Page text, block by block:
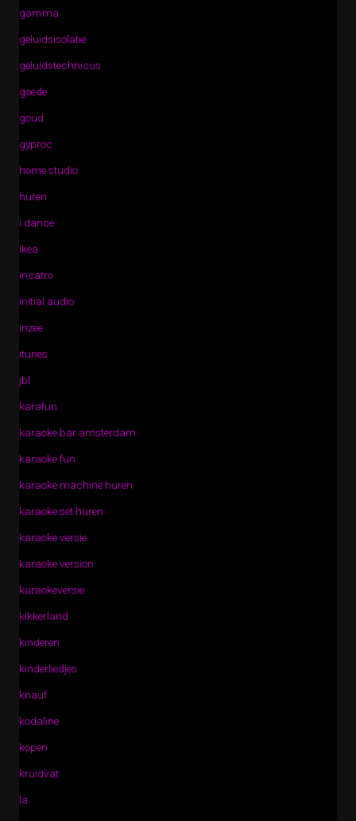
gamma
geluidsisolatie
geluidstechnicus
goede
goud
gyproc
home studio
huren
i dance
ikea
incatro
initial audio
inzee
itunes
jbl
karafun
karaoke bar amsterdam
karaoke fun
karaoke machine huren
karaoke set huren
karaoke versie
karaoke version
karaokeversie
kikkerland
kinderen
kinderliedjes
knauf
kodaline
kopen
kruidvat
la